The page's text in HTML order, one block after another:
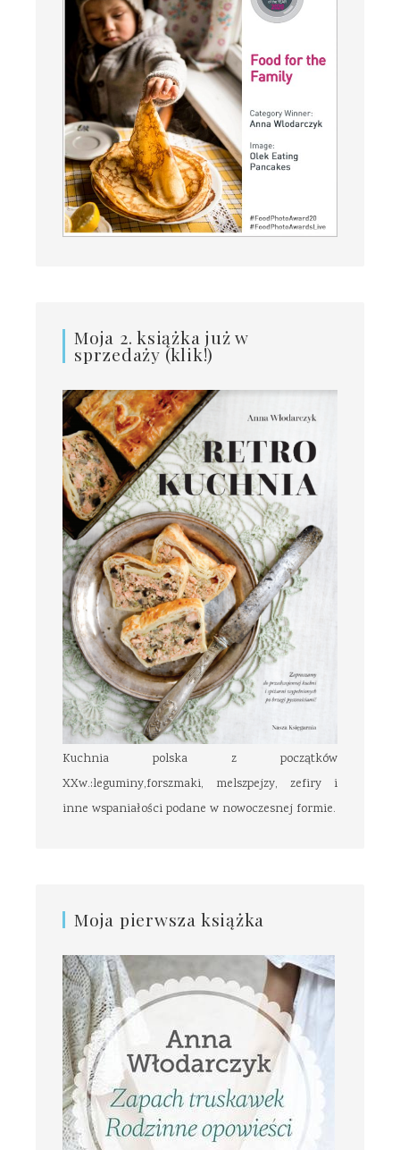
Moja 2. książka już w
sprzedaży (klik!)
Kuchnia polska z początków
XXw.:leguminy,forszmaki, melszpejzy, zefiry i
inne wspaniałości podane w nowoczesnej formie.
Moja pierwsza książka